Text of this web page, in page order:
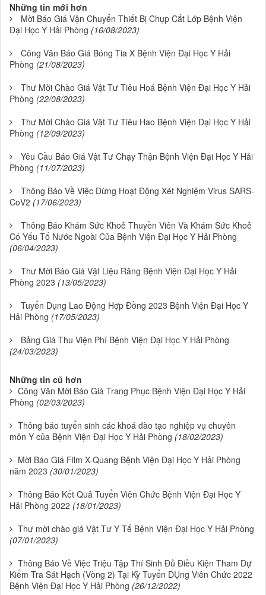
Những tin mới hơn
Mời Báo Giá Vận Chuyển Thiết Bị Chụp Cắt Lớp Bệnh Viện
Đại Học Y Hải Phòng (16/08/2023)
Công Văn Báo Giá Bóng Tia X Bệnh Viện Đại Học Y Hải
Phòng (21/08/2023)
Thư Mời Chào Giá Vật Tư Tiêu Hoá Bệnh Viện Đại Học Y Hải
Phòng (22/08/2023)
Thư Mời Chào Giá Vật Tư Tiêu Hao Bệnh Viện Đại Học Y Hải
Phòng (12/09/2023)
Yêu Cầu Báo Giá Vật Tư Chạy Thận Bệnh Viện Đại Học Y Hải
Phòng (11/07/2023)
Thông Báo Về Việc Dừng Hoạt Động Xét Nghiệm Virus SARS-
CoV2 (17/06/2023)
Thông Báo Khám Sức Khoẻ Thuyền Viên Và Khám Sức Khoẻ
Có Yếu Tố Nước Ngoài Của Bệnh Viện Đại Học Y Hải Phòng
(06/04/2023)
Thư Mời Báo Giá Vật Liệu Răng Bệnh Viện Đại Học Y Hải
Phòng 2023 (13/05/2023)
Tuyển Dụng Lao Động Hợp Đồng 2023 Bệnh Viện Đại Học Y
Hải Phòng (17/05/2023)
Bảng Giá Thu Viện Phí Bệnh Viện Đại Học Y Hải Phòng
(24/03/2023)
Những tin cũ hơn
Công Văn Mời Báo Giá Trang Phục Bệnh Viện Đại Học Y Hải
Phòng (02/03/2023)
Thông báo tuyển sinh các khoá đào tạo nghiệp vụ chuyên
môn Y của Bệnh Viện Đại Học Y Hải Phòng (18/02/2023)
Mời Báo Giá Film X-Quang Bệnh Viện Đại Học Y Hải Phòng
năm 2023 (30/01/2023)
Thông Báo Kết Quả Tuyển Viên Chức Bệnh Viện Đại Học Y
Hải Phòng 2022 (18/01/2023)
Thư mời chào giá Vật Tư Y Tế Bệnh Viện Đại Học Y Hải Phòng
(07/01/2023)
Thông Báo Về Việc Triệu Tập Thí Sinh Đủ Điều Kiện Tham Dự
Kiểm Tra Sát Hạch (Vòng 2) Tại Kỳ Tuyển DỤng Viên Chức 2022
Bệnh Viện Đại Học Y Hải Phòng (26/12/2022)